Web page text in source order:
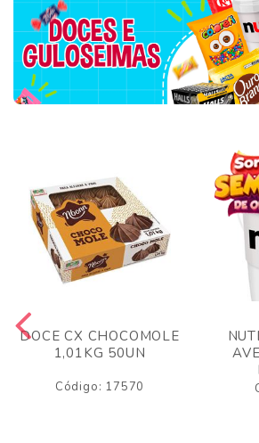
DOCE CX CHOCOMOLE
1,01KG 50UN
Código: 17570